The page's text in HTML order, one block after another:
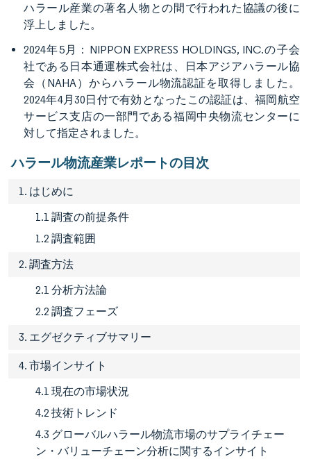
ハラール産業の著名人物との間で行われた協議の後に
浮上しました。
2024年5月：NIPPON EXPRESS HOLDINGS, INC.の子会
社である日本通運株式会社は、日本アジアハラール協
会（NAHA）からハラール物流認証を取得しました。
2024年4月30日付で有効となったこの認証は、福岡航空
サービス支店の一部門である福岡中央物流センターに
対して指定されました。
ハラール物流産業レポートの目次
1. はじめに
1.1 調査の前提条件
1.2 調査範囲
2. 調査方法
2.1 分析方法論
2.2 調査フェーズ
3. エグゼクティブサマリー
4. 市場インサイト
4.1 現在の市場状況
4.2 技術トレンド
4.3 グローバルハラール物流市場のサプライチェー
ン・バリューチェーン分析に関するインサイト